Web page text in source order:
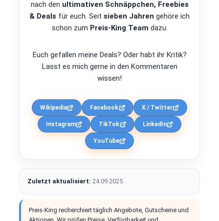
nach den ultimativen Schnäppchen, Freebies
& Deals für euch. Seit sieben Jahren gehöre ich
schon zum Preis-King Team dazu.
Euch gefallen meine Deals? Oder habt ihr Kritik?
Lasst es mich gerne in den Kommentaren
wissen!
Wikipedia Facebook X / Twitter
Instagram TikTok LinkedIn
YouTube
Zuletzt aktualisiert: 24.09.2025
Preis-King recherchiert täglich Angebote, Gutscheine und